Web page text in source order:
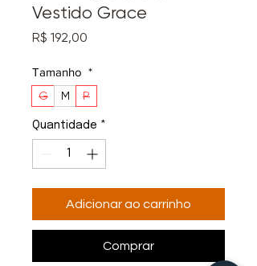
Vestido Grace
R$ 192,00
Tamanho *
G M P
Quantidade *
Adicionar ao carrinho
Comprar